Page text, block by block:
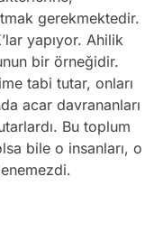
gerekmektedir.
yapıyor. Ahilik
bir örneğidir.
tabi tutar, onları
acar davrananları
Bu toplum
bile o insanları, o